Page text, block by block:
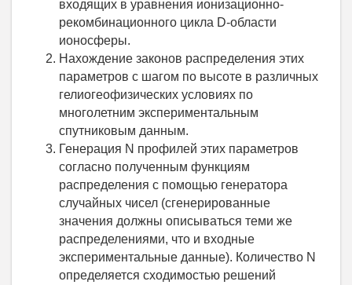
входящих в уравнения ионизационно-
рекомбинационного цикла D-области
ионосферы.
Нахождение законов распределения этих
параметров с шагом по высоте в различных
гелиогеофизических условиях по
многолетним экспериментальным
спутниковым данным.
Генерация N профилей этих параметров
согласно полученным функциям
распределения с помощью генератора
случайных чисел (сгенерированные
значения должны описываться теми же
распределениями, что и входные
экспериментальные данные). Количество N
определяется сходимостью решений